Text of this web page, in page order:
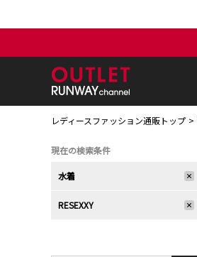
レディースファッション通販トップ
現在の検索条件
水着
RESEXXY